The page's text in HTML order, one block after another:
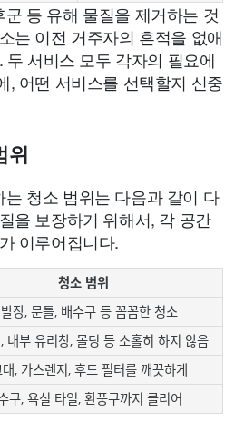
등 유해 물질을 제거하는 것
는 이전 거주자의 흔적을 없애
서비스 모두 각자의 필요에
, 어떤 서비스를 선택할지 신중
위
청소 범위는 다음과 같이 다
을 보장하기 위해서, 각 공간
이루어집니다.
청소 범위
장, 문틀, 배수구 등 꼼꼼한 청소
내부 유리창, 몰딩 등 소홀히 하지 않음
대, 가스렌지, 후드 필터를 깨끗하게
구, 욕실 타일, 환풍구까지 클리어